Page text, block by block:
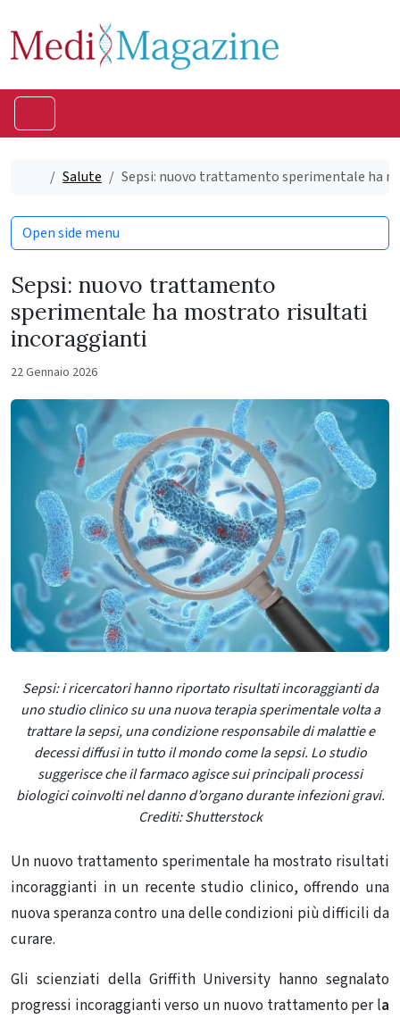
Home
Salute Sepsi: nuovo trattamento sperimentale ha
Sepsi: nuovo trattamento
sperimentale ha mostrato risultati
incoraggianti
22 Gennaio 2026
Sepsi: i ricercatori hanno riportato risultati incoraggianti da
uno studio clinico su una nuova terapia sperimentale volta a
trattare la sepsi, una condizione responsabile di malattie e
decessi diffusi in tutto il mondo come la sepsi. Lo studio
suggerisce che il farmaco agisce sui principali processi
biologici coinvolti nel danno d’organo durante infezioni gravi.
Crediti: Shutterstock
Un nuovo trattamento sperimentale ha mostrato risultati
incoraggianti in un recente studio clinico, offrendo una
nuova speranza contro una delle condizioni più difficili da
curare.
Gli scienziati della Griffith University hanno segnalato
progressi incoraggianti verso un nuovo trattamento per la
Open side menu